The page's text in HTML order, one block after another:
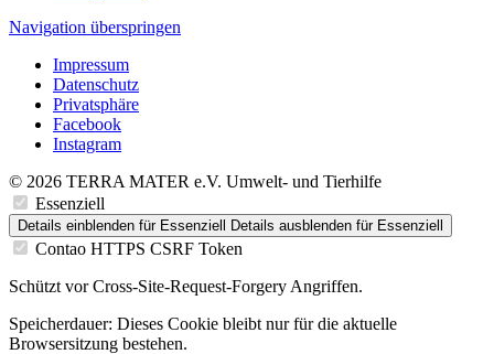
Navigation überspringen
Impressum
Datenschutz
Privatsphäre
Facebook
Instagram
© 2026 TERRA MATER e.V. Umwelt- und Tierhilfe
Essenziell
Details einblenden für Essenziell Details ausblenden für Essenziell
Contao HTTPS CSRF Token
Schützt vor Cross-Site-Request-Forgery Angriffen.
Speicherdauer: Dieses Cookie bleibt nur für die aktuelle
Browsersitzung bestehen.